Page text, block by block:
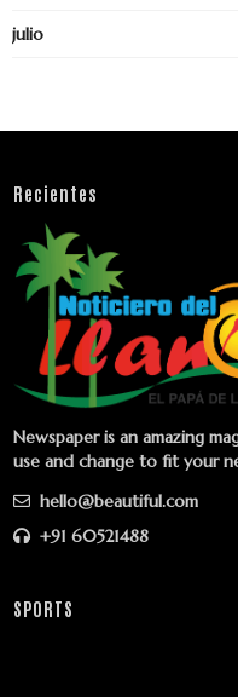
julio
Recientes
Newspaper is an amazing
use and change to fit your
hello@beautiful.com
+91 60521488
SPORTS